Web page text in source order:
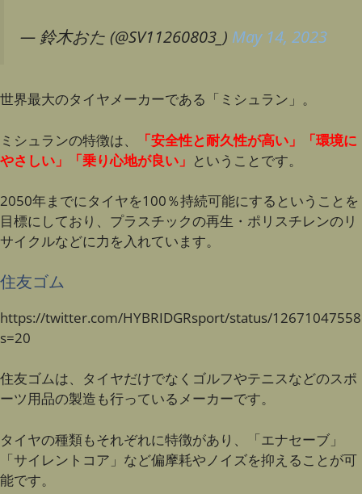
— 鈴木おた (@SV11260803_) May 14, 2023
世界最大のタイヤメーカーである「ミシュラン」。
ミシュランの特徴は、
「安全性と耐久性が高い」「環境に
やさしい」「乗り心地が良い」 ということです。
2050年までにタイヤを100％持続可能にするということを
目標にしており、プラスチックの再生・ポリスチレンのリ
サイクルなどに力を入れています。
住友ゴム
https://twitter.com/HYBRIDGRsport/status/
s=20
住友ゴムは、タイヤだけでなくゴルフやテニスなどのスポ
ーツ用品の製造も行っているメーカーです。
タイヤの種類もそれぞれに特徴があり、「エナセーブ」
「サイレントコア」など偏摩耗やノイズを抑えることが可
能です。